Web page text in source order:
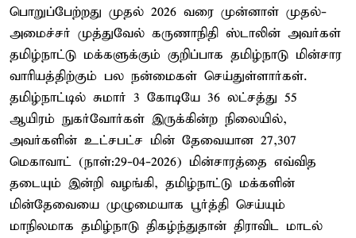
பொறுப்பேற்றது முதல் 2026 வரை முன்னாள் முதல்-
அமைச்சர் முத்துவேல் கருணாநிதி ஸ்டாலின் அவர்கள்
தமிழ்நாட்டு மக்களுக்கும் குறிப்பாக தமிழ்நாடு மின்சார
வாரியத்திற்கும் பல நன்மைகள் செய்துள்ளார்கள்.
தமிழ்நாட்டில் சுமார் 3 கோடியே 36 லட்சத்து 55
ஆயிரம் நுகர்வோர்கள் இருக்கின்ற நிலையில்,
அவர்களின் உட்சபட்ச மின் தேவையான 27,307
மெகாவாட் (நாள்:29-04-2026) மின்சாரத்தை எவ்வித
தடையும் இன்றி வழங்கி, தமிழ்நாட்டு மக்களின்
மின்தேவையை முழுமையாக பூர்த்தி செய்யும்
மாநிலமாக தமிழ்நாடு திகழ்ந்துதான் திராவிட மாடல்